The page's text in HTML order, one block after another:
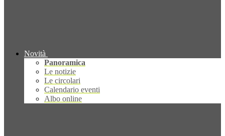
Novità
Panoramica
Le notizie
Le circolari
Calendario eventi
Albo online